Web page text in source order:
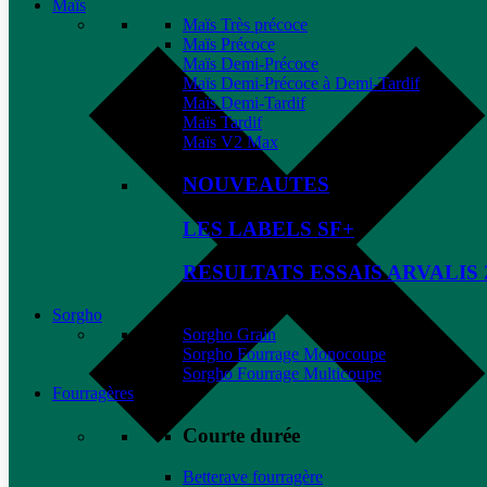
Maïs
Maïs Très précoce
Maïs Précoce
Maïs Demi-Précoce
Maïs Demi-Précoce à Demi-Tardif
Maïs Demi-Tardif
Maïs Tardif
Maïs V2 Max
NOUVEAUTES
LES LABELS SF+
RESULTATS ESSAIS ARVALIS
Sorgho
Sorgho Grain
Sorgho Fourrage Monocoupe
Sorgho Fourrage Multicoupe
Fourragères
Courte durée
Betterave fourragère